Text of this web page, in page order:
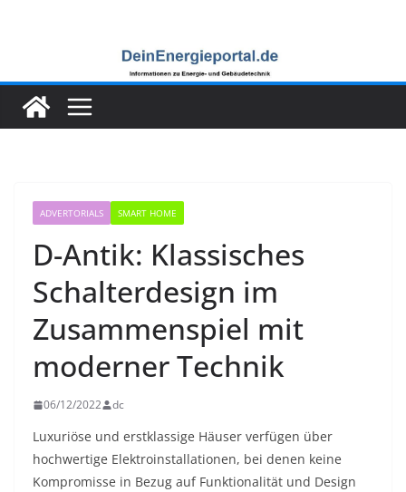
ADVERTORIALS SMART HOME
D-Antik: Klassisches
Schalterdesign im
Zusammenspiel mit
moderner Technik
06/12/2022 dc
Luxuriöse und erstklassige Häuser verfügen über
hochwertige Elektroinstallationen, bei denen keine
Kompromisse in Bezug auf Funktionalität und Design